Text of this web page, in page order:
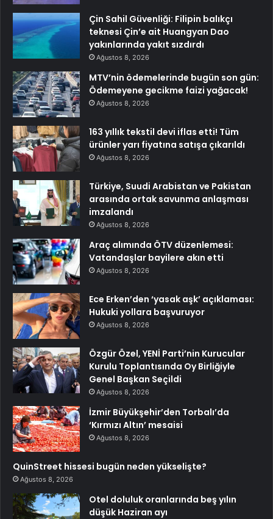
Çin Sahil Güvenliği: Filipin balıkçı
teknesi Çin’e ait Huangyan Dao
yakınlarında yakıt sızdırdı
Ağustos 8, 2026
MTV’nin ödemelerinde bugün son gün:
Ödemeyene gecikme faizi yağacak!
Ağustos 8, 2026
163 yıllık tekstil devi iflas etti! Tüm
ürünler yarı fiyatına satışa çıkarıldı
Ağustos 8, 2026
Türkiye, Suudi Arabistan ve Pakistan
arasında ortak savunma anlaşması
imzalandı
Ağustos 8, 2026
Araç alımında ÖTV düzenlemesi:
Vatandaşlar bayilere akın etti
Ağustos 8, 2026
Ece Erken’den ‘yasak aşk’ açıklaması:
Hukuki yollara başvuruyor
Ağustos 8, 2026
Özgür Özel, YENİ Parti’nin Kurucular
Kurulu Toplantısında Oy Birliğiyle
Genel Başkan Seçildi
Ağustos 8, 2026
İzmir Büyükşehir’den Torbalı’da
‘Kırmızı Altın’ mesaisi
Ağustos 8, 2026
QuinStreet hissesi bugün neden yükselişte?
Ağustos 8, 2026
Otel doluluk oranlarında beş yılın
düşük Haziran ayı